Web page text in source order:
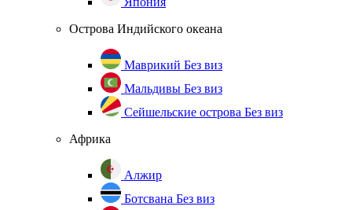
Острова Индийского океана
Маврикий Без виз
Мальдивы Без виз
Сейшельские острова Без виз
Африка
Алжир
Ботсвана Без виз